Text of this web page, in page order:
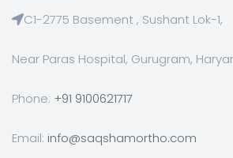
C1-2775 Basement , Sushant Lok-1,
Near Paras Hospital, Gurugram,
Phone: +91 9100621717
Email: info@saqshamortho.com